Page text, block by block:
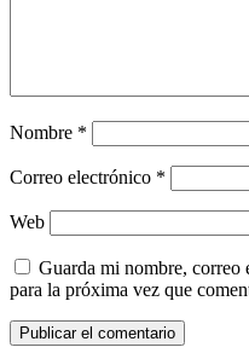
Nombre *
Correo electrónico *
Web
Guarda mi nombre, correo
para la próxima vez que